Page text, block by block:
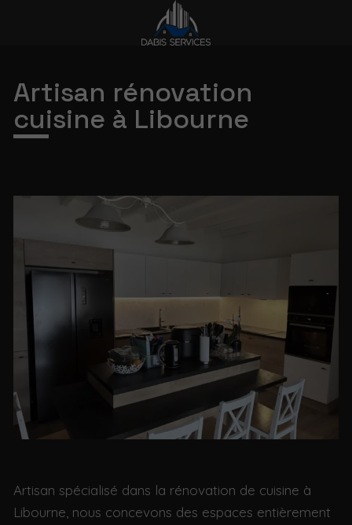
Artisan rénovation
cuisine à Libourne
Artisan spécialisé dans la rénovation de cuisine à
Libourne, nous concevons des espaces entièrement